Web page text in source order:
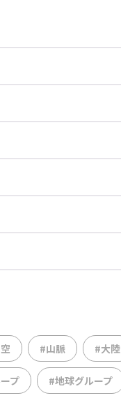
#山脈 #大陸
プ #地球グループ